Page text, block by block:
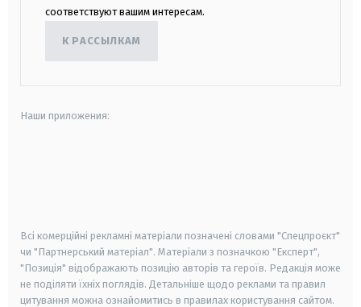
соответствуют вашим интересам.
К РАССЫЛКАМ
Наши приложения:
Всі комерційні рекламні матеріали позначені словами "Спецпроєкт"
чи "Партнерський матеріал". Матеріали з позначкою "Експерт",
"Позиція" відображають позицію авторів та героїв. Редакція може
не поділяти їхніх поглядів. Детальніше щодо реклами та правил
цитування можна ознайомитись в правилах користування сайтом.